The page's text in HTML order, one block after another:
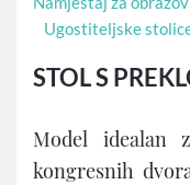
Ugostiteljske
STOL S
Model idealan
kongresnih